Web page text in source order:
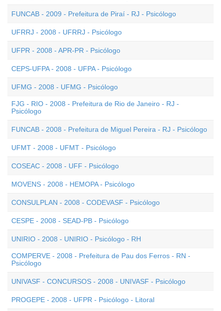
FUNCAB - 2009 - Prefeitura de Piraí - RJ - Psicólogo
UFRRJ - 2008 - UFRRJ - Psicólogo
UFPR - 2008 - APR-PR - Psicólogo
CEPS-UFPA - 2008 - UFPA - Psicólogo
UFMG - 2008 - UFMG - Psicólogo
FJG - RIO - 2008 - Prefeitura de Rio de Janeiro - RJ -
Psicólogo
FUNCAB - 2008 - Prefeitura de Miguel Pereira - RJ - Psicólogo
UFMT - 2008 - UFMT - Psicólogo
COSEAC - 2008 - UFF - Psicólogo
MOVENS - 2008 - HEMOPA - Psicólogo
CONSULPLAN - 2008 - CODEVASF - Psicólogo
CESPE - 2008 - SEAD-PB - Psicólogo
UNIRIO - 2008 - UNIRIO - Psicólogo - RH
COMPERVE - 2008 - Prefeitura de Pau dos Ferros - RN -
Psicólogo
UNIVASF - CONCURSOS - 2008 - UNIVASF - Psicólogo
PROGEPE - 2008 - UFPR - Psicólogo - Litoral